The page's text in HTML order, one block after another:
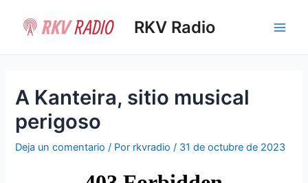
contenido
RKV Radio
A Kanteira, sitio musical
perigoso
Deja un comentario / Por rkvradio/ 31 de octubre de 2023